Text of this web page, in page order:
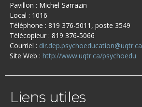
Pavillon : Michel-Sarrazin
Local : 1016
Téléphone : 819 376-5011, poste 3549
Télécopieur : 819 376-5066
Courriel : dir.dep.psychoeducation@uqtr.ca
Site Web : http://www.uqtr.ca/psychoedu
Liens utiles